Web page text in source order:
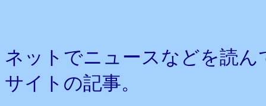
ネットでニュースなどを読
サイトの記事。